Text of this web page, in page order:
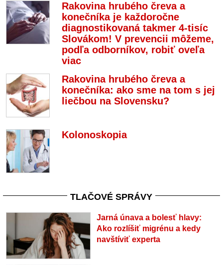
Rakovina hrubého čreva a
konečníka je každoročne
diagnostikovaná takmer 4-tisíc
Slovákom! V prevencii môžeme,
podľa odborníkov, robiť oveľa
viac
Rakovina hrubého čreva a
konečníka: ako sme na tom s jej
liečbou na Slovensku?
Kolonoskopia
TLAČOVÉ SPRÁVY
Jarná únava a bolesť hlavy:
Ako rozlíšiť migrénu a kedy
navštíviť experta